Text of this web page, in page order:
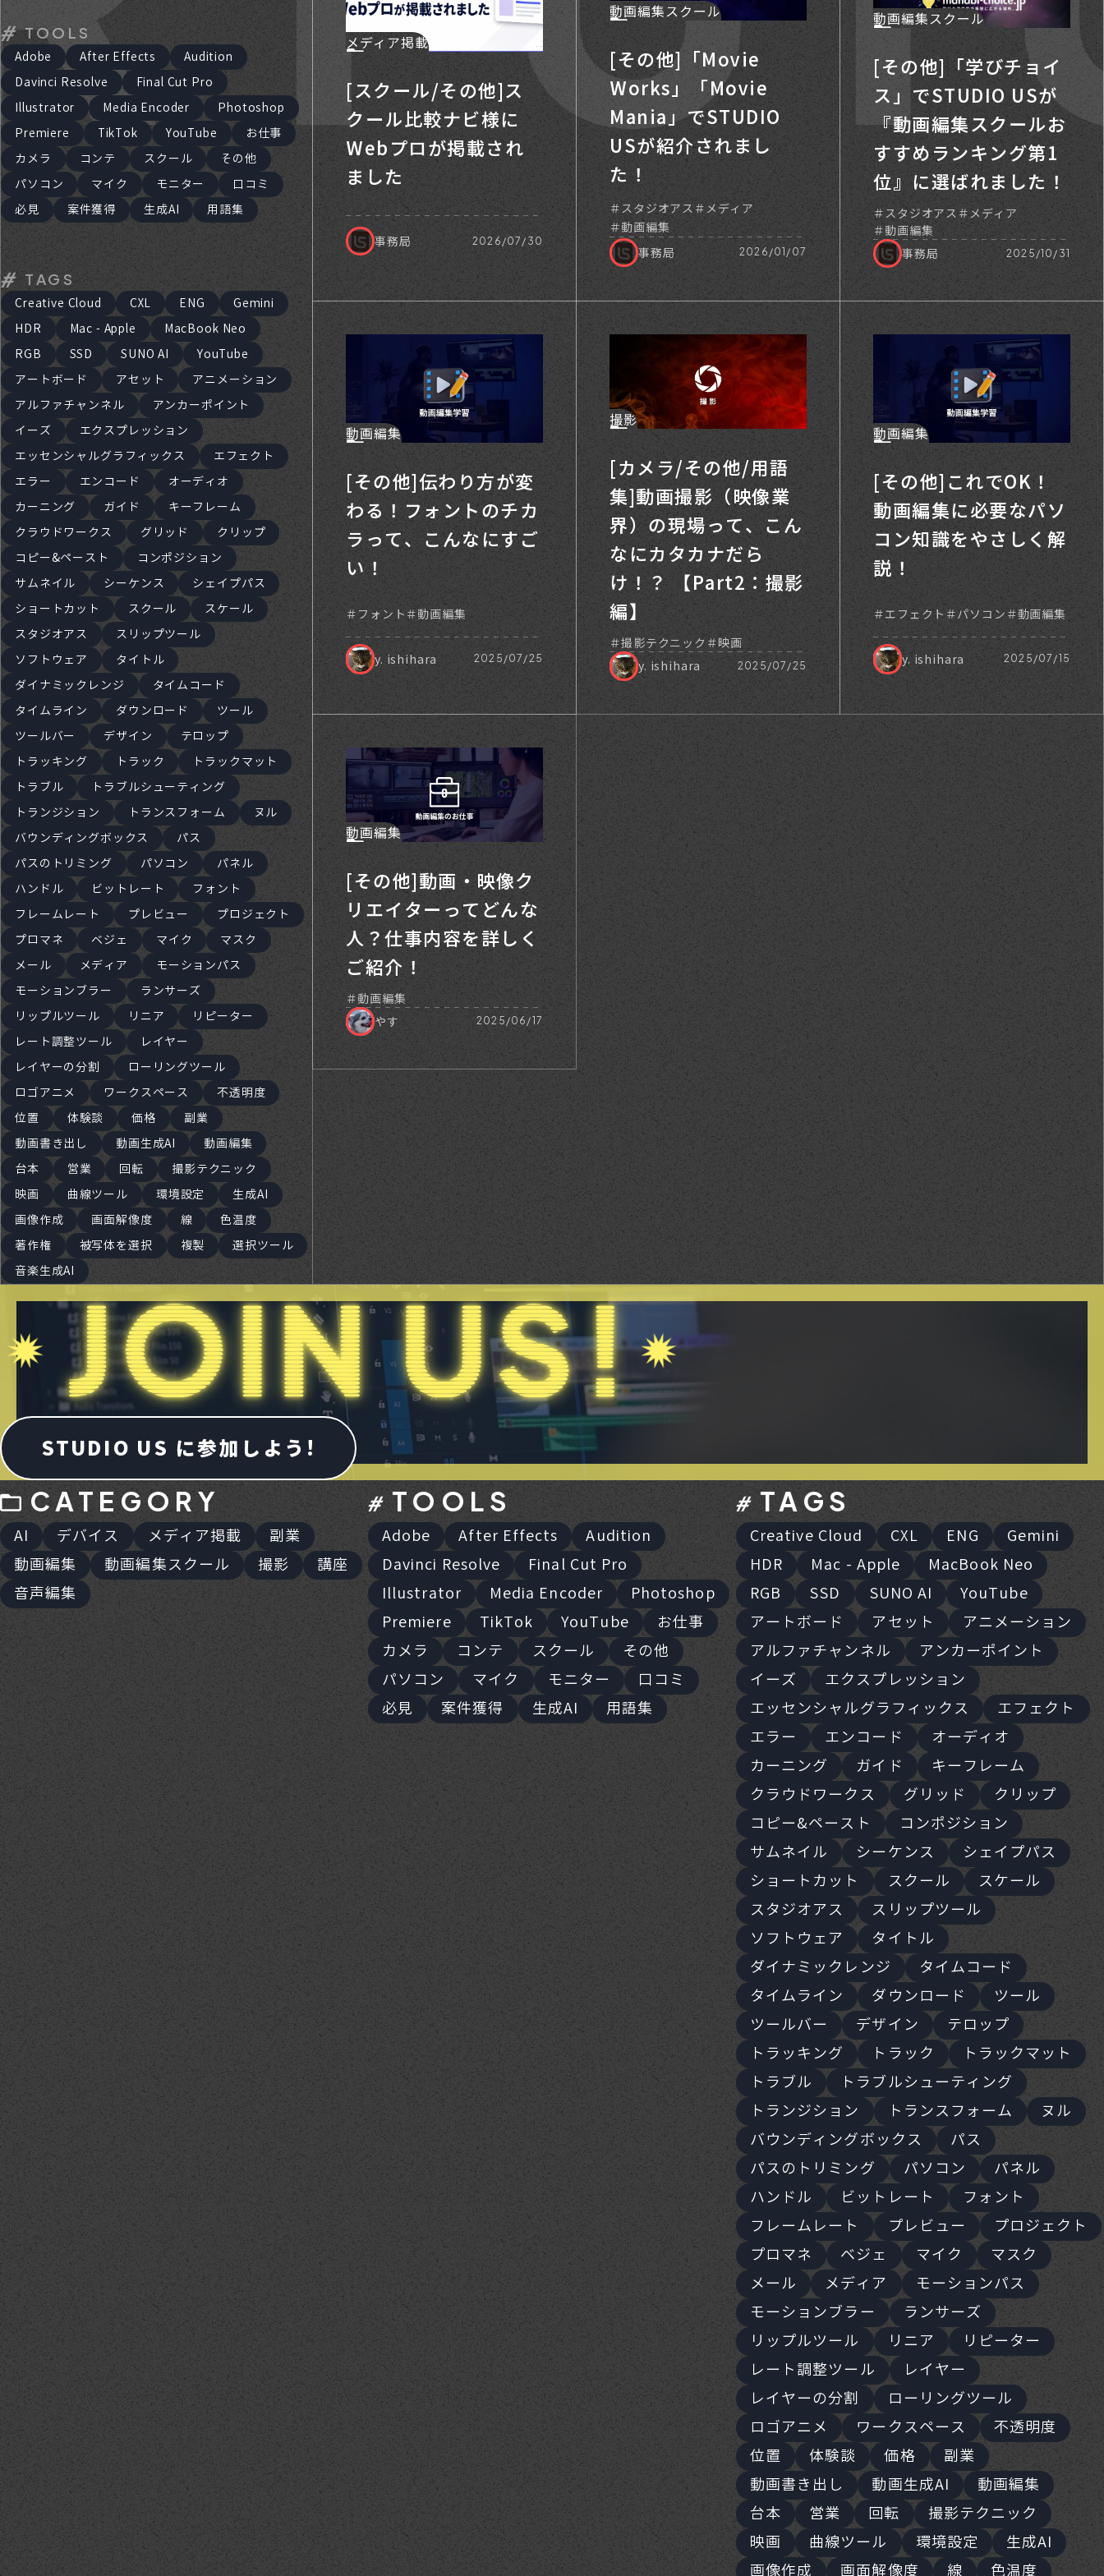
TOOLS
Adobe After Effects
Audition
Davinci Resolve
Final Cut Pro
Illustrator
Media Encoder
Photoshop
Premiere
TikTok YouTube
お仕事
カメラ
コンテ スクール
その他
パソコン
マイク モニター
口コミ
必見
案件獲得 生成AI 用語集
TAGS
Creative Cloud CXL ENG
Gemini
HDR
Mac - Apple
MacBook Neo
RGB
SSD SUNO AI
YouTube
アートボード
アセット
アニメーション
アルファチャンネル
アンカーポイント
イーズ
エクスプレッション
エッセンシャルグラフィックス
エフェクト
エラー
エンコード
オーディオ
カーニング
ガイド
キーフレーム
クラウドワークス
グリッド
クリップ
コピー&ペースト
コンポジション
サムネイル
シーケンス
シェイプパス
ショートカット
スクール
スケール
スタジオアス
スリップツール
ソフトウェア
タイトル
ダイナミックレンジ
タイムコード
タイムライン
ダウンロード
ツール
ツールバー
デザイン
テロップ
トラッキング
トラック
トラックマット
トラブル
トラブルシューティング
トランジション
トランスフォーム
ヌル
バウンディングボックス
パス
パスのトリミング
パソコン
パネル
ハンドル
ビットレート
フォント
フレームレート
プレビュー
プロジェクト
プロマネ
ベジェ マイク
マスク
メール
メディア
モーションパス
モーションブラー
ランサーズ
リップルツール
リニア
リピーター
レート調整ツール
レイヤー
レイヤーの分割
ローリングツール
ロゴアニメ
ワークスペース
不透明度
位置
体験談 価格
副業
動画書き出し
動画生成AI
動画編集
台本
営業 回転
撮影テクニック
映画
曲線ツール 環境設定
生成AI
画像作成
画面解像度 線
色温度
著作権
被写体を選択 複製
選択ツール
音楽生成AI
メディア掲載
[スクール/その他]ス
クール比較ナビ様に
Webプロが掲載され
ました
事務局 2026/07/30
動画編集スクール
[その他]「Movie
Works」「Movie
Mania」でSTUDIO
USが紹介されまし
た！
スタジオアス
メディア
動画編集
事務局
2026/01/07
動画編集スクール
[その他]「学びチョイ
ス」でSTUDIO USが
『動画編集スクールお
すすめランキング第1
位』に選ばれました！
スタジオアス
メディア
動画編集
事務局
2025/10/31
動画編集
[その他]伝わり方が変
わる！フォントのチカ
ラって、こんなにすご
い！
フォント 動画編集
y. ishihara 2025/07/25
撮影
[カメラ/その他/用語
集]動画撮影（映像業
界）の現場って、こん
なにカタカナだら
け！？ 【Part2：撮影
編】
撮影テクニック
映画
y. ishihara
2025/07/25
動画編集
[その他]これでOK！
動画編集に必要なパソ
コン知識をやさしく解
説！
エフェクト パソコン 動画編集
y. ishihara 2025/07/15
動画編集
[その他]動画・映像ク
リエイターってどんな
人？仕事内容を詳しく
ご紹介！
動画編集
やす
2025/06/17
STUDIO US に参加しよう!
CATEGORY
AI デバイス メディア掲載
副業
動画編集
動画編集スクール 撮影
講座
音声編集
TOOLS
Adobe After Effects
Audition
Davinci Resolve
Final Cut Pro
Illustrator
Media Encoder
Photoshop
Premiere
TikTok YouTube
お仕事
カメラ
コンテ スクール
その他
パソコン
マイク モニター
口コミ
必見
案件獲得 生成AI 用語集
TAGS
Creative Cloud CXL ENG
Gemini
HDR
Mac - Apple
MacBook Neo
RGB
SSD SUNO AI
YouTube
アートボード
アセット
アニメーション
アルファチャンネル
アンカーポイント
イーズ
エクスプレッション
エッセンシャルグラフィックス
エフェクト
エラー
エンコード
オーディオ
カーニング
ガイド
キーフレーム
クラウドワークス
グリッド
クリップ
コピー&ペースト
コンポジション
サムネイル
シーケンス
シェイプパス
ショートカット
スクール
スケール
スタジオアス
スリップツール
ソフトウェア
タイトル
ダイナミックレンジ
タイムコード
タイムライン
ダウンロード
ツール
ツールバー
デザイン
テロップ
トラッキング
トラック
トラックマット
トラブル
トラブルシューティング
トランジション
トランスフォーム
ヌル
バウンディングボックス
パス
パスのトリミング
パソコン
パネル
ハンドル
ビットレート
フォント
フレームレート
プレビュー
プロジェクト
プロマネ
ベジェ マイク
マスク
メール
メディア
モーションパス
モーションブラー
ランサーズ
リップルツール
リニア
リピーター
レート調整ツール
レイヤー
レイヤーの分割
ローリングツール
ロゴアニメ
ワークスペース
不透明度
位置
体験談 価格
副業
動画書き出し
動画生成AI
動画編集
台本
営業 回転
撮影テクニック
映画
曲線ツール 環境設定
生成AI
画像作成
画面解像度 線 色温度